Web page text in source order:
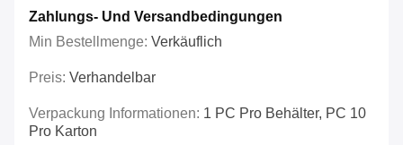
Zahlungs- Und Versandbedingungen
Min Bestellmenge: Verkäuflich
Preis: Verhandelbar
Verpackung Informationen: 1 PC Pro Behälter, PC 10
Pro Karton